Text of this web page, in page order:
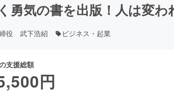
気の書を出版！人は変わ
役 武下浩紹 ビジネス・起業
支援総額
円